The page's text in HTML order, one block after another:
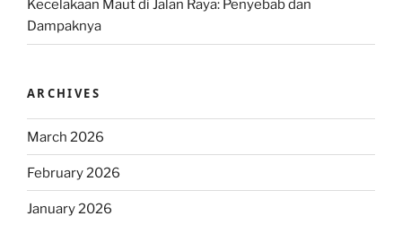
Kecelakaan Maut di Jalan Raya: Penyebab dan
Dampaknya
ARCHIVES
March 2026
February 2026
January 2026